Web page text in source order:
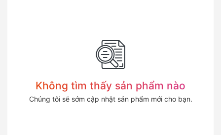
Không tìm thấy sản phẩm nào
Chúng tôi sẽ sớm cập nhật sản phẩm mới cho bạn.